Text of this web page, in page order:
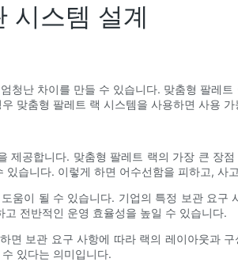
시스템 설계
청난 차이를 만들 수 있습니다. 맞춤형 팔레
맞춤형 팔레트 랙 시스템을 사용하면 사용
제공합니다. 맞춤형 팔레트 랙의 가장 큰 장
습니다. 이렇게 하면 어수선함을 피하고,
움이 될 수 있습니다. 기업의 특정 보관 요
전반적인 운영 효율성을 높일 수 있습니다.
면 보관 요구 사항에 따라 랙의 레이아웃과
있다는 의미입니다.